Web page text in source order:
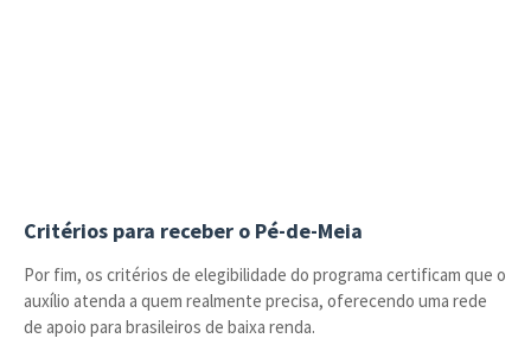
Critérios para receber o Pé-de-Meia
Por fim, os critérios de elegibilidade do programa certificam que o
auxílio atenda a quem realmente precisa, oferecendo uma rede
de apoio para brasileiros de baixa renda.